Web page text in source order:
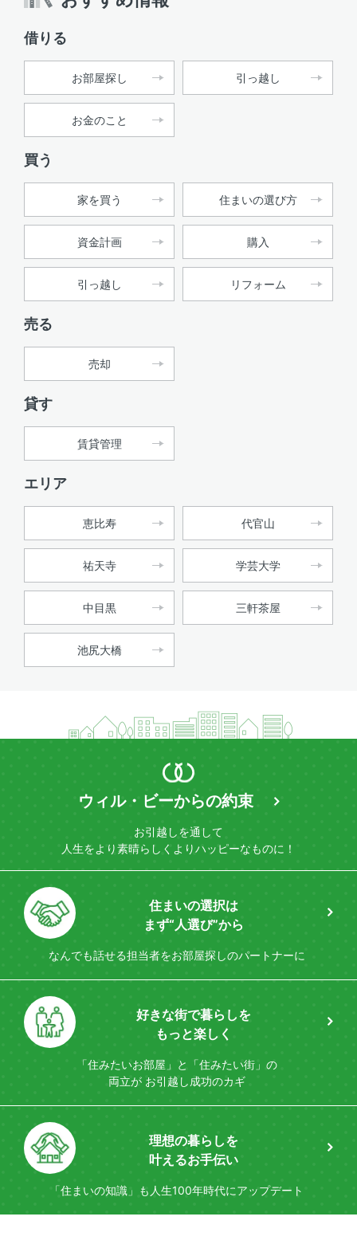
借りる
お部屋探し 引っ越し
お金のこと
買う
家を買う 住まいの選び方
資金計画 購入
引っ越し リフォーム
売る
売却
貸す
賃貸管理
エリア
恵比寿 代官山
祐天寺 学芸大学
中目黒 三軒茶屋
池尻大橋
ウィル・ビーからの約束
お引越しを通して
人生をより素晴らしく よりハッピーなものに！
住まいの選択は
まず“人選び”から
なんでも話せる担当者をお部屋探しのパートナーに
好きな街で暮らしを
もっと楽しく
「住みたいお部屋」と「住みたい街」の
両立がお引越し成功のカギ
理想の暮らしを
叶えるお手伝い
「住まいの知識」も 人生100年時代にアップデート